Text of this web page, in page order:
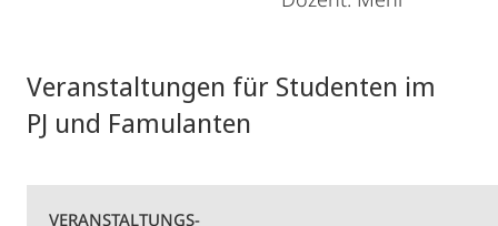
Veranstaltungen für Studenten im
PJ und Famulanten
VERANSTALTUNGS-